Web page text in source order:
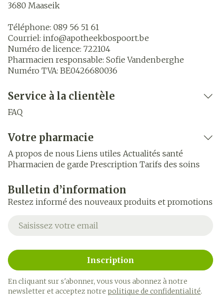
3680 Maaseik
Téléphone: 089 56 51 61
Courriel: info@apotheekbospoort.be
Numéro de licence: 722104
Pharmacien responsable: Sofie Vandenberghe
Numéro TVA: BE0426680036
Service à la clientèle
FAQ
Votre pharmacie
A propos de nous Liens utiles Actualités santé
Pharmacien de garde Prescription Tarifs des soins
Bulletin d’information
Restez informé des nouveaux produits et promotions
Adresse mail
Inscription
En cliquant sur s'abonner, vous vous abonnez à notre
newsletter et acceptez notre politique de confidentialité.